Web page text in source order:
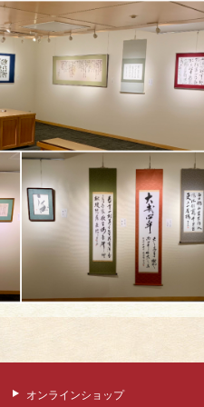
オンラインショップ